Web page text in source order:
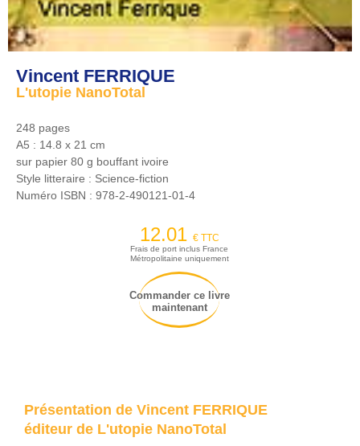
Vincent FERRIQUE
L'utopie NanoTotal
248 pages
A5 : 14.8 x 21 cm
sur papier 80 g bouffant ivoire
Style litteraire : Science-fiction
Numéro ISBN : 978-2-490121-01-4
12.01 € TTC
Frais de port inclus France
Métropolitaine uniquement
Commander ce livre
maintenant
Présentation de Vincent FERRIQUE
éditeur de L'utopie NanoTotal